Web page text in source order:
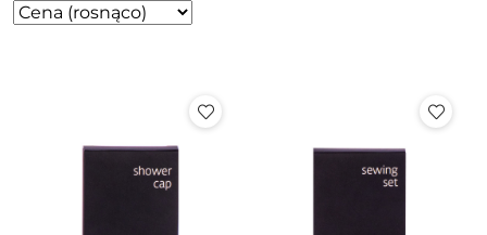
Zastosowano
Sortuj